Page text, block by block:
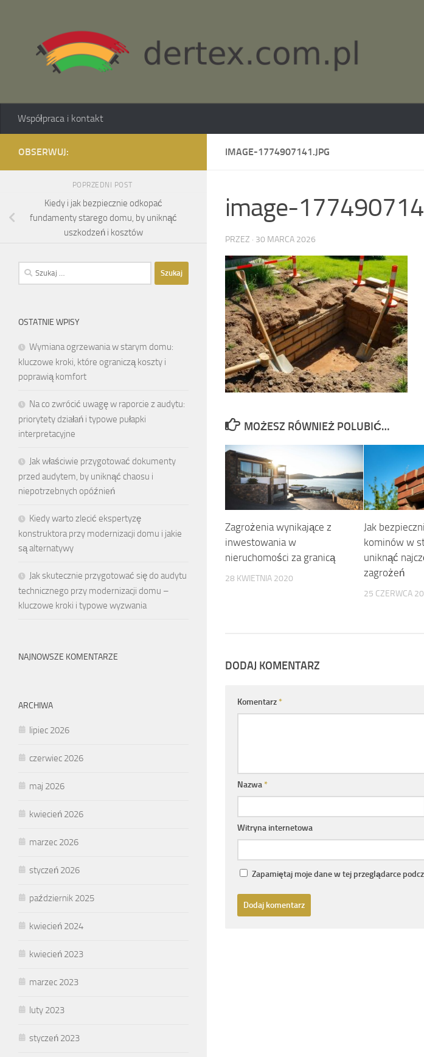
Współpraca i kontakt
IMAGE-1774907141.JPG
image-
PRZEZ · 30 MARCA 2026
MOŻESZ RÓWNIEŻ POLUBIĆ…
Zagrożenia wynikające z
inwestowania w
nieruchomości za granicą
28 KWIETNIA 2020
Jak
kominów w
uniknąć
zagrożeń
25 CZERWCA
DODAJ KOMENTARZ
Komentarz*
Nazwa*
Witryna internetowa
Zapamiętaj moje dane w tej przeglądarce
OBSERWUJ:
POPRZEDNI POST
Kiedy i jak bezpiecznie odkopać
fundamenty starego domu, by uniknąć
uszkodzeń i kosztów
Szukaj:
OSTATNIE WPISY
Wymiana ogrzewania w starym domu:
kluczowe kroki, które ograniczą koszty i
poprawią komfort
Na co zwrócić uwagę w raporcie z audytu:
priorytety działań i typowe pułapki
interpretacyjne
Jak właściwie przygotować dokumenty
przed audytem, by uniknąć chaosu i
niepotrzebnych opóźnień
Kiedy warto zlecić ekspertyzę
konstruktora przy modernizacji domu i jakie
są alternatywy
Jak skutecznie przygotować się do audytu
technicznego przy modernizacji domu –
kluczowe kroki i typowe wyzwania
NAJNOWSZE KOMENTARZE
ARCHIWA
lipiec 2026
czerwiec 2026
maj 2026
kwiecień 2026
marzec 2026
styczeń 2026
październik 2025
kwiecień 2024
kwiecień 2023
marzec 2023
luty 2023
styczeń 2023